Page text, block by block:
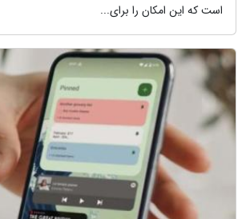
است که این امکان را برای...